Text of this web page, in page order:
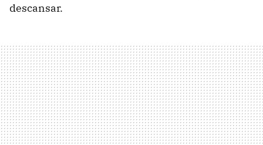
descansar.